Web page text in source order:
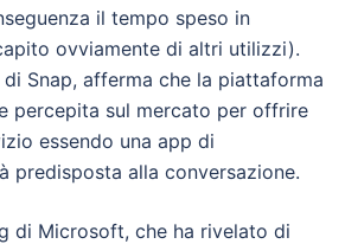
il tempo speso in
ovviamente di altri utilizzi).
di Snap, afferma che la piattaforma
percepita sul mercato per offrire
essendo una app di
predisposta alla conversazione.
di Microsoft, che ha rivelato di